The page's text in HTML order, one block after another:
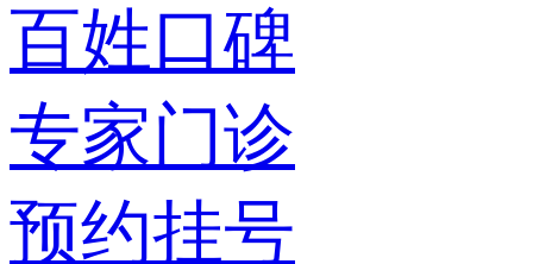
百姓口碑
专家门诊
预约挂号